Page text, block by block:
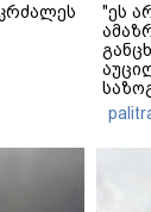
"ეს